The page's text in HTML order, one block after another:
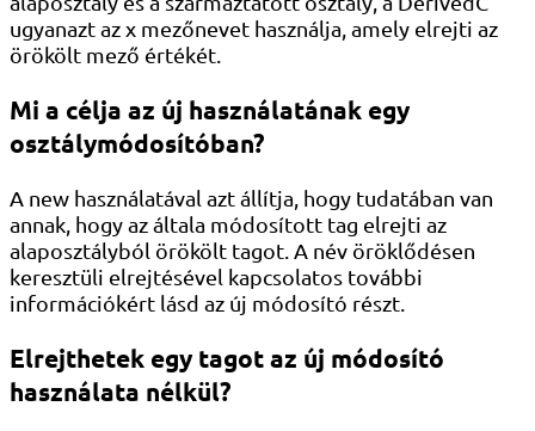
ugyanazt az x mezőnevet használja, amely elrejti az
örökölt mező értékét.
Mi a célja az új használatának egy
osztálymódosítóban?
A new használatával azt állítja, hogy tudatában van
annak, hogy az általa módosított tag elrejti az
alaposztályból örökölt tagot. A név öröklődésen
keresztüli elrejtésével kapcsolatos további
információkért lásd az új módosító részt.
Elrejthetek egy tagot az új módosító
használata nélkül?